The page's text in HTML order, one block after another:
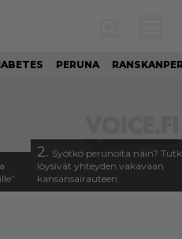
PERUNA
2. Syötkö perunoita näin?
löysivät yhteyden vakavaan
kansansairauteen